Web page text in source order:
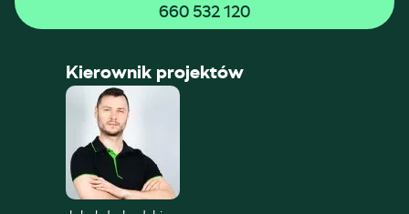
660 532 120
Kierownik projektów